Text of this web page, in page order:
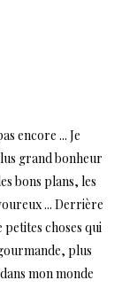
encore ... Je
grand bonheur
bons plans, les
... Derrière
petites choses qui
plus
mon monde